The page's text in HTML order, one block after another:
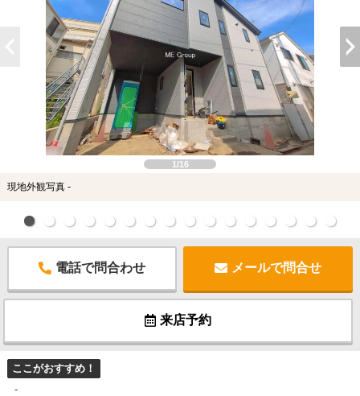
1/16
現地外観写真 -
電話で問合わせ メールで問合せ
来店予約
ここがおすすめ！
-